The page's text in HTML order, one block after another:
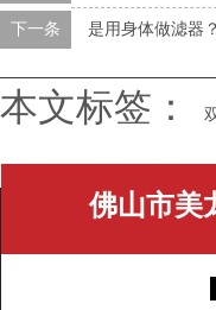
下一条 是用身体做滤器
本文标签：
佛山市美